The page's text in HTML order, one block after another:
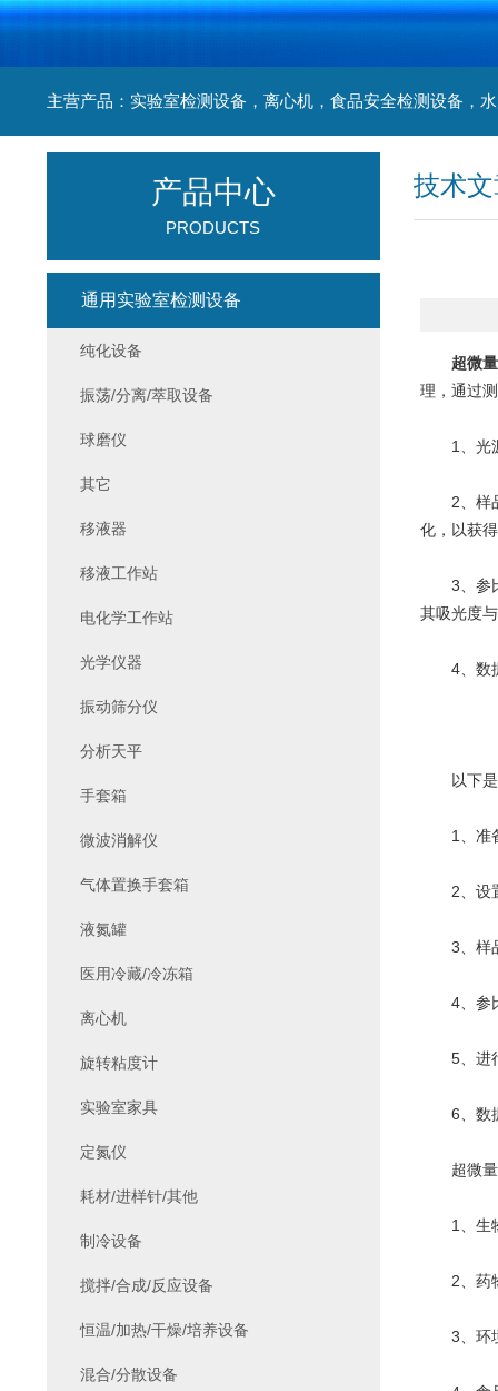
技术
超微
理，通过
1、光源
2、样品
化，以获
3、参比
其吸光度
4、数据
以下是
1、准备
2、设置
3、样品
4、参比
5、进行
6、数据
超微量
1、生物
2、药物
3、环境
产品中心
PRODUCTS
通用实验室检测设备
纯化设备
振荡/分离/萃取设备
球磨仪
其它
移液器
移液工作站
电化学工作站
光学仪器
振动筛分仪
分析天平
手套箱
微波消解仪
气体置换手套箱
液氮罐
医用冷藏/冷冻箱
离心机
旋转粘度计
实验室家具
定氮仪
耗材/进样针/其他
制冷设备
搅拌/合成/反应设备
恒温/加热/干燥/培养设备
混合/分散设备